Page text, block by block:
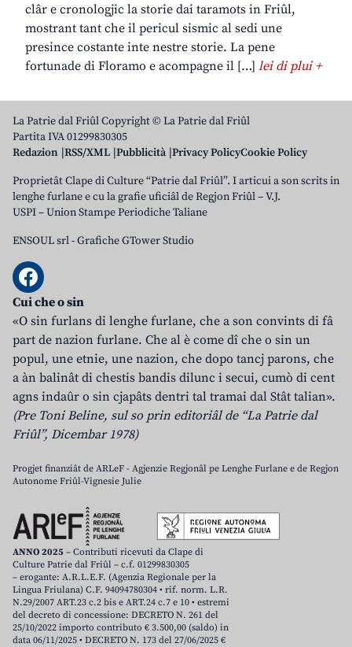
clâr e cronologjic la storie dai taramots in Friûl,
mostrant tant che il pericul sismic al sedi une
presince costante inte nestre storie. La pene
fortunade di Floramo e acompagne il […] lei di plui +
La Patrie dal Friûl Copyright © La Patrie dal Friûl
Partita IVA 01299830305
Redazion RSS/XML Pubblicità Privacy PolicyCookie Policy
Proprietât Clape di Culture “Patrie dal Friûl”. I articui a son scrits in
lenghe furlane e cu la grafie uficiâl de Regjon Friûl – V.J.
USPI – Union Stampe Periodiche Taliane
ENSOUL srl-Grafiche GTower Studio
Cui che o sin
«O sin furlans di lenghe furlane, che a son convints di fâ
part de nazion furlane. Che al è come dî che o sin un
popul, une etnie, une nazion, che dopo tancj parons, che
a àn balinât di chestis bandis dilunc i secui, cumò di cent
agns indaûr o sin cjapâts dentri tal tramai dal Stât talian».
(Pre Toni Beline, sul so prin editoriâl de “La Patrie dal
Friûl”, Dicembar 1978)
Progjet finanziât de ARLeF - Agjenzie Regjonâl pe Lenghe Furlane e de Regjon
Autonome Friûl-Vignesie Julie
ANNO 2025 – Contributi ricevuti da Clape di
Culture Patrie dal Friûl – c.f. 01299830305
– erogante: A.R.L.E.F. (Agenzia Regionale per la
Lingua Friulana) C.F. 94094780304 • rif. norm. L.R.
N.29/2007 ART.23 c.2 bis e ART.24 c.7 e 10 • estremi
del decreto di concessione: DECRETO N. 261 del
25/10/2022 importo contributo € 3.500,00 (saldo) in
data 06/11/2025 • DECRETO N. 173 del 27/06/2025 €